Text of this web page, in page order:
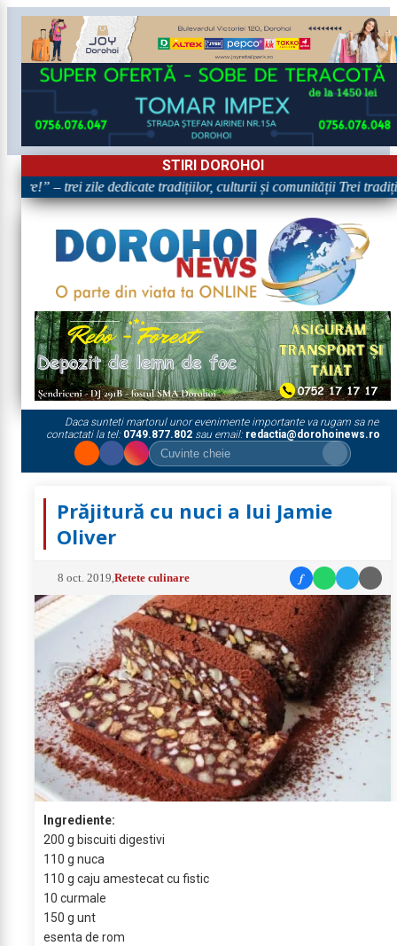
STIRI DOROHOI
– trei zile dedicate tradițiilor, culturii și comunității Trei
Daca sunteti martorul unor evenimente importante va rugam sa ne
contactati la tel: 0749.877.802sau email: redactia@dorohoinews.ro
Prăjitură cu nuci a lui Jamie
Oliver
8 oct. 2019 ,Retete culinare f
Ingrediente:
200 g biscuiti digestivi
110 g nuca
110 g caju amestecat cu fistic
10 curmale
150 g unt
esenta de rom